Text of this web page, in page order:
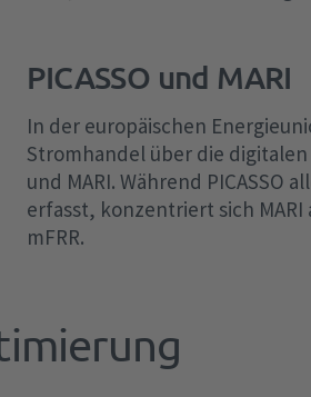
PICASSO und MARI
In der europäischen
Stromhandel über die digitalen
und MARI. Während PICASSO
erfasst, konzentriert sich MARI
mFRR.